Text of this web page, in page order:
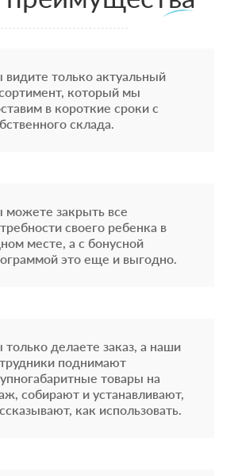
видите только актуальный
который мы
в короткие сроки с
склада.
можете закрыть все
своего ребенка в
месте, а с бонусной
это еще и выгодно.
только делаете заказ, а наши
поднимают
товары на
собирают и устанавливают,
как использовать.